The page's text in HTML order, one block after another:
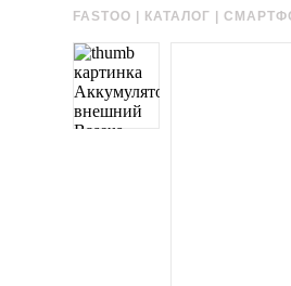
FASTOO КАТАЛОГ |